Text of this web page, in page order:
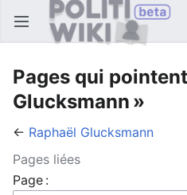
Ouvrir le menu principal
Pages qui
Glucksmann »
← Raphaël Glucksmann
Pages liées
Page :